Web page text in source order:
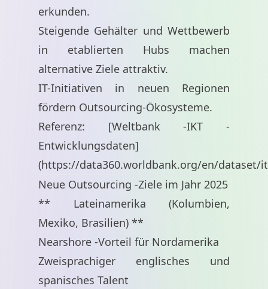
erkunden.
Steigende Gehälter und Wettbewerb
in etablierten Hubs machen
alternative Ziele attraktiv.
IT-Initiativen in neuen Regionen
fördern Outsourcing-Ökosysteme.
Referenz: [Weltbank -IKT -
Entwicklungsdaten]
(https://data360.worldbank.org/en/dataset/
Neue Outsourcing -Ziele im Jahr 2025
** Lateinamerika (Kolumbien,
Mexiko, Brasilien) **
Nearshore -Vorteil für Nordamerika
Zweisprachiger englisches und
spanisches Talent